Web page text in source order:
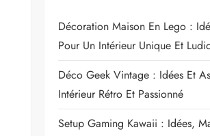
Décoration Maison En Lego :
Pour Un Intérieur Unique Et
Déco Geek Vintage : Idées Et
Intérieur Rétro Et Passionné
Setup Gaming Kawaii : Idées,